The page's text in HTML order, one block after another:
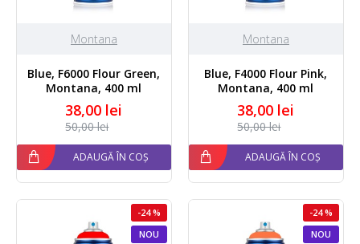
Montana
Blue, F6000 Flour Green,
Montana, 400 ml
38,00 lei
50,00 lei
ADAUGĂ ÎN COȘ
Montana
Blue, F4000 Flour Pink,
Montana, 400 ml
38,00 lei
50,00 lei
ADAUGĂ ÎN COȘ
NOU
-24 %
NOU
-24 %